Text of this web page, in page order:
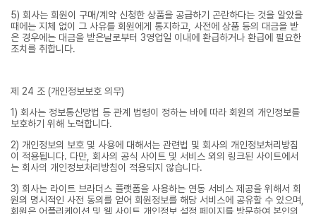
5) 회사는 회원이 구매/계약 신청한 상품을 공급하기 곤란하다는 것을 알았을
때에는 지체 없이 그 사유를 회원에게 통지하고, 사전에 상품 등의 대금을 받
은 경우에는 대금을 받은날로부터 3영업일 이내에 환급하거나 환급에 필요한
조치를 취합니다.
제 24 조 (개인정보보호 의무)
1) 회사는 정보통신망법 등 관계 법령이 정하는 바에 따라 회원의 개인정보를
보호하기 위해 노력합니다.
2) 개인정보의 보호 및 사용에 대해서는 관련법 및 회사의 개인정보처리방침
이 적용됩니다. 다만, 회사의 공식 사이트 및 서비스 외의 링크된 사이트에서
는 회사의 개인정보처리방침이 적용되지 않습니다.
3) 회사는 라이트 브라더스 플랫폼을 사용하는 연동 서비스 제공을 위해서 회
원의 명시적인 사전 동의를 얻어 회원정보를 해당 서비스에 공유할 수 있으며,
회원은 어플리케이션 및 웹 사이트 개인정보 설정 페이지를 방문하여 본인의